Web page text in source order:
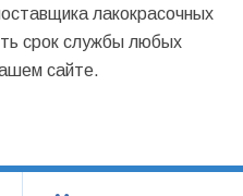
лакокрасочных
срок службы любых
сайте.